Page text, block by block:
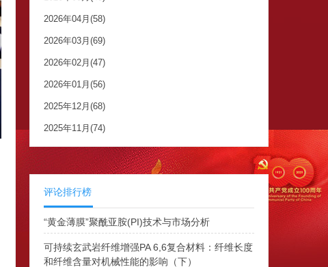
2026年04月(58)
2026年03月(69)
2026年02月(47)
2026年01月(56)
2025年12月(68)
2025年11月(74)
评论排行榜
“黄金薄膜”聚酰亚胺(PI)技术与市场分析
可持续玄武岩纤维增强PA 6,6复合材料：纤维长度
和纤维含量对机械性能的影响（下）